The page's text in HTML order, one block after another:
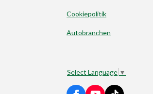
Cookiepolitik
Autobranchen
Select Language ▼